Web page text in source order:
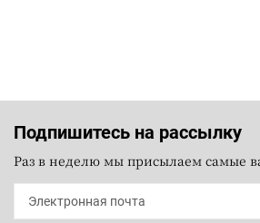
Подпишитесь на рассылку
Раз в неделю мы присылаем самые